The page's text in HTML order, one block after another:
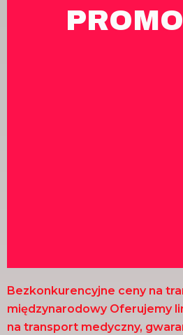
Bezkonkurencyjne ceny na
międzynarodowy Oferujemy
na transport medyczny,